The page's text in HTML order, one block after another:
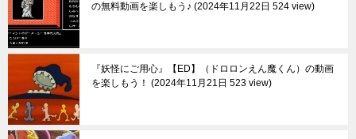
の無料動画を楽しもう♪ 2024年11月22日 524 view
『妖怪にご用心』【ED】（ドロロンえん魔くん）の動画
を楽しもう！
2024年11月21日 523 view